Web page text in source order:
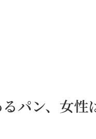
パン、女性